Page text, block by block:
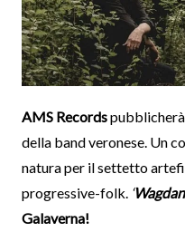
AMS Records
della band veronese. Un
natura per il settetto
progressive-folk. ‘
Galaverna!